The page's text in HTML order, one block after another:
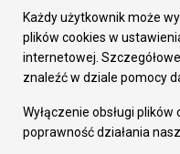
Pozostałe
Deklaracja dostępności
Dane osobowe
Dodaj opinię o witrynie
Każdy użytkownik może
plików cookies w
internetowej.
znaleźć w dziale pomocy
Wyłączenie obsługi
poprawność działania